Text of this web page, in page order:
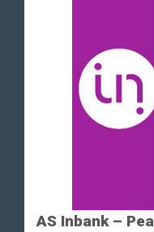
AS Inbank –